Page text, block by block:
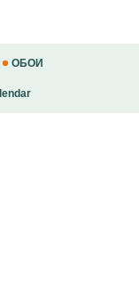
ОБОИ